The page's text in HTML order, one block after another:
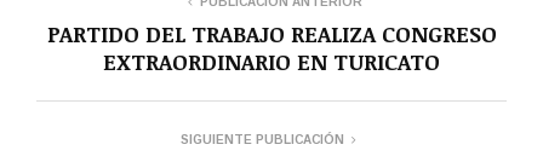
PARTIDO DEL TRABAJO REALIZA CONGRESO
EXTRAORDINARIO EN TURICATO
SIGUIENTE PUBLICACIÓN